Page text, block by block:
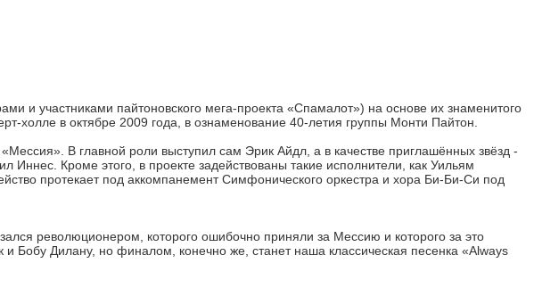
участниками пайтоновского мега-проекта «Спамалот») на основе их знаменитого
в октябре 2009 года, в ознаменование 40-летия группы Монти Пайтон.
В главной роли выступил сам Эрик Айдл, а в качестве приглашённых звёзд -
Кроме этого, в проекте задействованы такие исполнители, как Уильям
протекает под аккомпанемент Симфонического оркестра и хора Би-Би-Си под
революционером, которого ошибочно приняли за Мессию и которого за это
Бобу Дилану, но финалом, конечно же, станет наша классическая песенка «Always